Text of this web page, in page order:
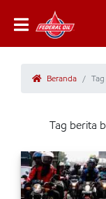
Beranda
Tag berita